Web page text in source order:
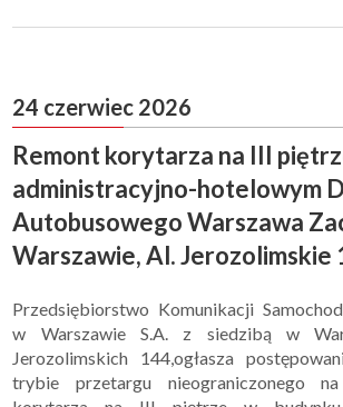
24 czerwiec 2026
Remont korytarza na III
administracyjno-hotelowym
Autobusowego Warszawa
Warszawie, Al. Jerozolimskie
Przedsiębiorstwo Komunikacji
w Warszawie S.A. z siedzibą w
Jerozolimskich 144,ogłasza
trybie przetargu nieograniczonego